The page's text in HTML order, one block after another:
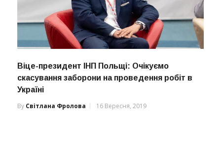
Віце-президент ІНП Польщі: Очікуємо
скасування заборони на проведення робіт в
Україні
By Світлана Фролова 16 Вересня, 2019